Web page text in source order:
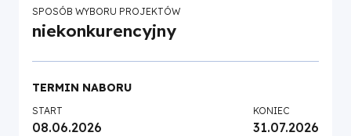
SPOSÓB WYBORU PROJEKTÓW
niekonkurencyjny
TERMIN NABORU
START
08.06.2026
KONIEC
31.07.2026